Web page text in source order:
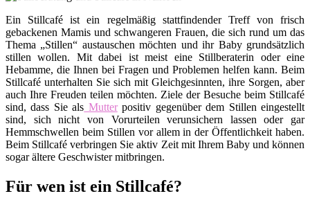
Ein Stillcafé ist ein regelmäßig stattfindender Treff von frisch
gebackenen Mamis und schwangeren Frauen, die sich rund um das
Thema „Stillen“ austauschen möchten und ihr Baby grundsätzlich
stillen wollen. Mit dabei ist meist eine Stillberaterin oder eine
Hebamme, die Ihnen bei Fragen und Problemen helfen kann. Beim
Stillcafé unterhalten Sie sich mit Gleichgesinnten, ihre Sorgen, aber
auch Ihre Freuden teilen möchten. Ziele der Besuche beim Stillcafé
sind, dass Sie als Mutterpositiv gegenüber dem Stillen eingestellt
sind, sich nicht von Vorurteilen verunsichern lassen oder gar
Hemmschwellen beim Stillen vor allem in der Öffentlichkeit haben.
Beim Stillcafé verbringen Sie aktiv Zeit mit Ihrem Baby und können
sogar ältere Geschwister mitbringen.
Für wen ist ein Stillcafé?